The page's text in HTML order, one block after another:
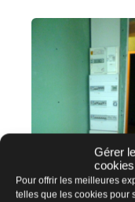
Gérer
cookies
Pour offrir les meilleures
telles que les cookies pour